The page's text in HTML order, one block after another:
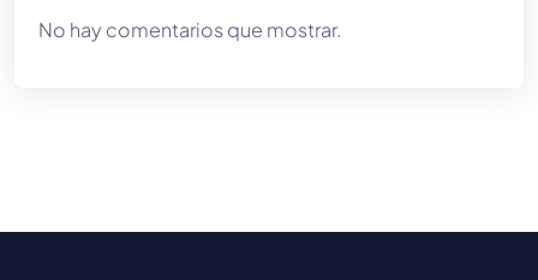
No hay comentarios que mostrar.